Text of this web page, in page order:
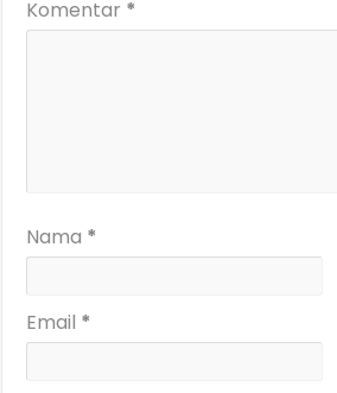
Komentar *
Nama *
Email *